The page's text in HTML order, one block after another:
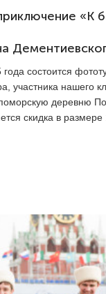
«К
состоится
участника нашего
деревню
скидка в размере